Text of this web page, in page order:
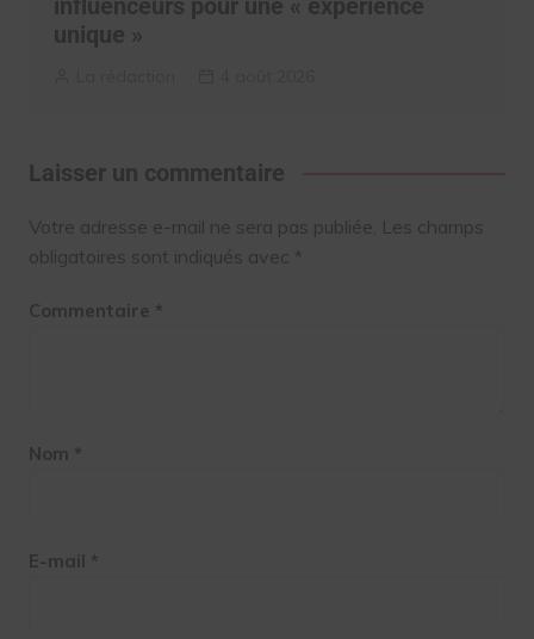
influenceurs pour une « expérience
unique »
Laisser un commentaire
Votre adresse e-mail ne sera pas publiée. Les champs
obligatoires sont indiqués avec *
Commentaire *
Nom *
E-mail *